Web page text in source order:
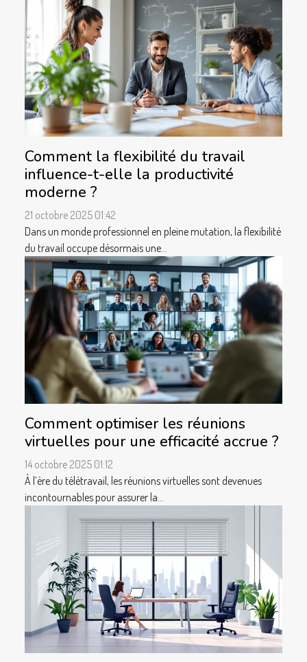
Comment la flexibilité du travail
influence-t-elle la productivité
moderne ?
21 octobre 2025 01:42
Dans un monde professionnel en pleine mutation, la flexibilité
du travail occupe désormais une...
Comment optimiser les réunions
virtuelles pour une efficacité accrue ?
14 octobre 2025 01:12
À l’ère du télétravail, les réunions virtuelles sont devenues
incontournables pour assurer la...